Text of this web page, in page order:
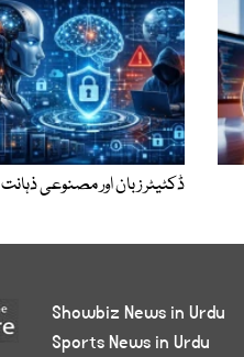
ڈکٹیٹر زبان اور مصنوعی ذہانت
Showbiz News in Urdu
Sports News in Urdu